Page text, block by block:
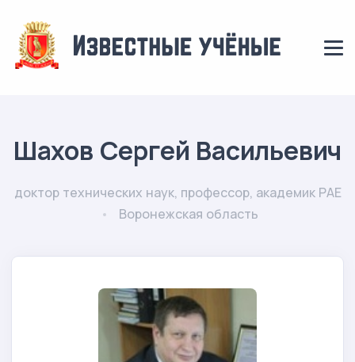
Шахов Сергей Васильевич
доктор технических наук, профессор, академик РАЕ
Воронежская область